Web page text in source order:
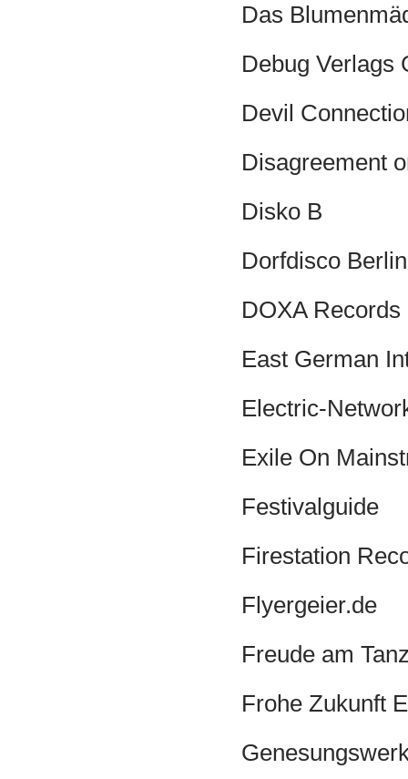
Das
Debug Verlags
Devil
Disagreement
Disko B
Dorfdisco Berlin
DOXA Records
East German
Electric-
Exile On
Festivalguide
Firestation
Flyergeier.de
Freude am
Frohe Zukunft